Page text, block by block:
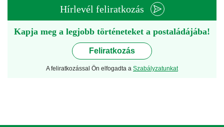
Hírlevél feliratkozás
Kapja meg a legjobb történeteket a postaládájába!
Feliratkozás
A feliratkozással Ön elfogadta a Szabályzatunkat